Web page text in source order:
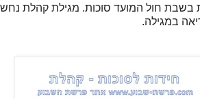
בשבת חול המועד סוכות. מגילת קהלת
במגילה.